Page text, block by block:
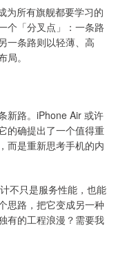
为所有旗舰都要学习的
个「分叉点」：一条路
一条路则以轻薄、高
。
新路。iPhone Air 或许
的确提出了一个值得重
而是重新思考手机的内
不只是服务性能，也能
思路，把它变成另一种
有的工程浪漫？需要我